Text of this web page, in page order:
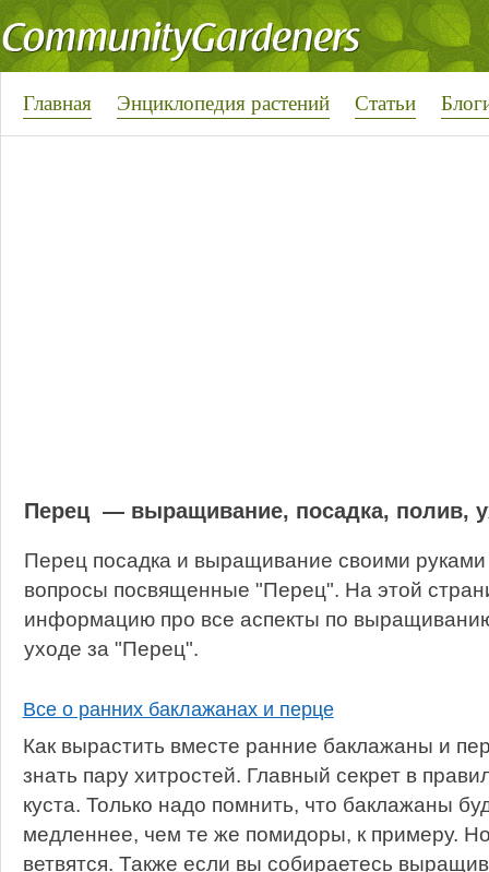
Главная Энциклопедия растений Статьи
Перец — выращивание, посадка, полив,
Перец посадка и выращивание своими
вопросы посвященные "Перец". На этой
информацию про все аспекты по
уходе за "Перец".
Все о ранних баклажанах и перце
Как вырастить вместе ранние баклажаны и
знать пару хитростей. Главный секрет в
куста. Только надо помнить, что баклажаны
медленнее, чем те же помидоры, к примеру.
ветвятся. Также если вы собираетесь